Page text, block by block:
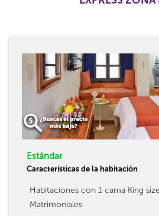
Estándar
Características de la habitación
Habitaciones con 1 cama King
Matrimoniales